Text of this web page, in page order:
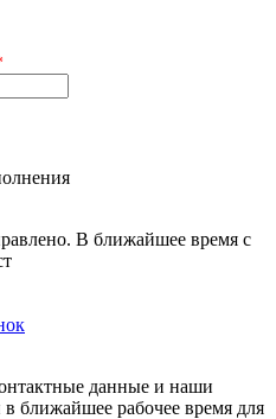
В ближайшее время с
данные и наши
ближайшее рабочее время для